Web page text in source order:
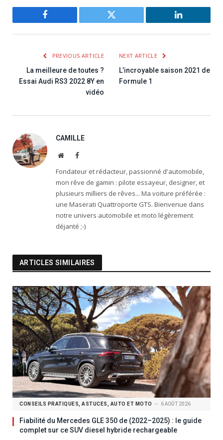
Facebook Twitter LinkedIn
PREVIOUS ARTICLE
La meilleure de toutes ?
Essai Audi RS3 2022 8Y en
vidéo
NEXT ARTICLE
L’incroyable saison 2021 de
Formule 1
CAMILLE
WebsiteFacebook
Fondateur et rédacteur, passionné d'automobile,
mon rêve de gamin : pilote essayeur, designer, et
plusieurs milliers de rêves... Ma voiture préférée :
une Maserati Quattroporte GTS. Bienvenue dans
notre univers automobile et moto légèrement
déjanté ;-)
ARTICLES SIMILAIRES
CONSEILS PRATIQUES, ASTUCES, AUTO ET MOTO 6 AOÛT 2026
Fiabilité du Mercedes GLE 350 de (2022–2025) : le guide
complet sur ce SUV diesel hybride rechargeable